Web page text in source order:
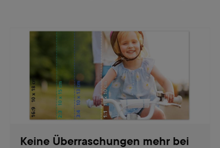
Keine Überraschungen mehr bei